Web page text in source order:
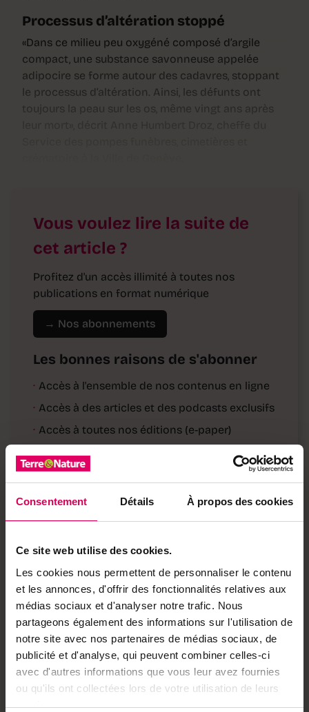
Consentement Détails À propos des cookies
Ce site web utilise des cookies.
Les cookies nous permettent de personnaliser le contenu
et les annonces, d'offrir des fonctionnalités relatives aux
médias sociaux et d'analyser notre trafic. Nous
partageons également des informations sur l'utilisation de
notre site avec nos partenaires de médias sociaux, de
publicité et d'analyse, qui peuvent combiner celles-ci
avec d'autres informations que vous leur avez fournies
ou qu'ils ont collectées lors de votre utilisation de leurs
services.
Processus d’altération stoppé
«Dans ce milieu peu oxygéné composé d’argile
compact, une substance savonneuse appelée
adipocire se forme autour des cadavres, stoppant
le processus d’altération. Ainsi, les défunts ont
toujours la peau sur les os, même vingt ans après
Vous voulez lire la suite de
cet article ?
Profitez d'un accès illimité à toutes nos
publications en format numérique
→ Nos abonnements
Les bonnes raisons de s'abonner
· Accès à l'ensemble de nos contenus en ligne
· Accès à des articles et des podcasts exclusifs
· Accès à toutes nos éditions (e-paper)
paper)
abonnés
Achetez local sur
notre boutique
Découvrez les produits